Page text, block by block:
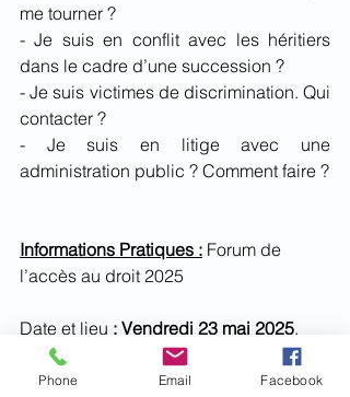
me tourner ?
- Je suis en conflit avec les héritiers
dans le cadre d’une succession ?
- Je suis victimes de discrimination. Qui
contacter ?
- Je suis en litige avec une
Informations Pratiques : Forum de
l’accès au droit 2025
Date et lieu : Vendredi 23 mai 2025,
entre 14h30 et 18h
Lieu : Centre commercial Carrefour
Phone Email Facebook